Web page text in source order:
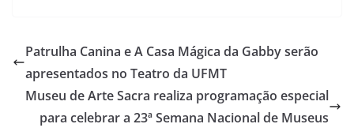
Patrulha Canina e A Casa Mágica da Gabby serão
apresentados no Teatro da UFMT
Museu de Arte Sacra realiza programação especial
para celebrar a 23ª Semana Nacional de Museus